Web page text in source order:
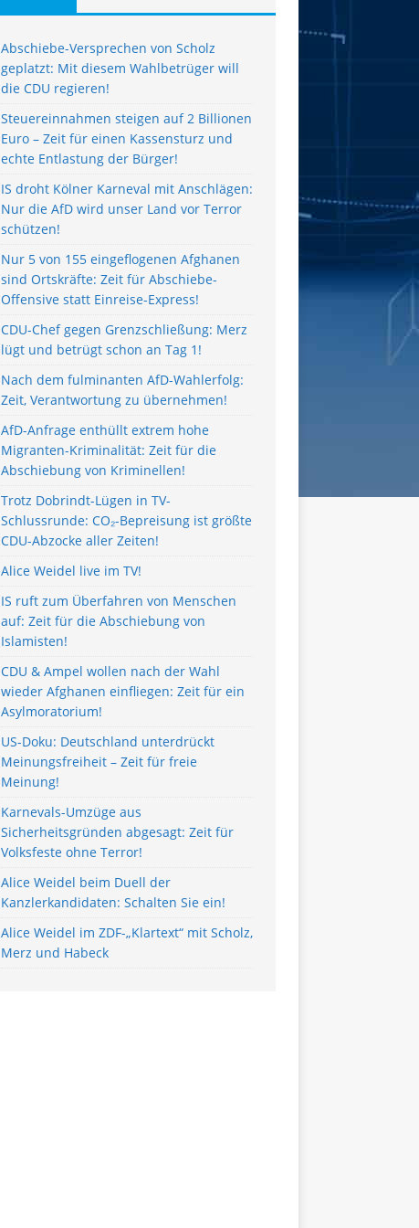
Abschiebe-Versprechen von Scholz
geplatzt: Mit diesem Wahlbetrüger will
die CDU regieren!
Steuereinnahmen steigen auf 2 Billionen
Euro – Zeit für einen Kassensturz und
echte Entlastung der Bürger!
IS droht Kölner Karneval mit Anschlägen:
Nur die AfD wird unser Land vor Terror
schützen!
Nur 5 von 155 eingeflogenen Afghanen
sind Ortskräfte: Zeit für Abschiebe-
Offensive statt Einreise-Express!
CDU-Chef gegen Grenzschließung: Merz
lügt und betrügt schon an Tag 1!
Nach dem fulminanten AfD-Wahlerfolg:
Zeit, Verantwortung zu übernehmen!
AfD-Anfrage enthüllt extrem hohe
Migranten-Kriminalität: Zeit für die
Abschiebung von Kriminellen!
Trotz Dobrindt-Lügen in TV-
Schlussrunde: CO₂-Bepreisung ist größte
CDU-Abzocke aller Zeiten!
Alice Weidel live im TV!
IS ruft zum Überfahren von Menschen
auf: Zeit für die Abschiebung von
Islamisten!
CDU & Ampel wollen nach der Wahl
wieder Afghanen einfliegen: Zeit für ein
Asylmoratorium!
US-Doku: Deutschland unterdrückt
Meinungsfreiheit – Zeit für freie
Meinung!
Karnevals-Umzüge aus
Sicherheitsgründen abgesagt: Zeit für
Volksfeste ohne Terror!
Alice Weidel beim Duell der
Kanzlerkandidaten: Schalten Sie ein!
Alice Weidel im ZDF-„Klartext“ mit Scholz,
Merz und Habeck